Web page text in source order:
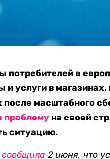
потребителей в
и услуги в
после масштабного
проблему на своей
ситуацию.
сообщила 2 июня, что